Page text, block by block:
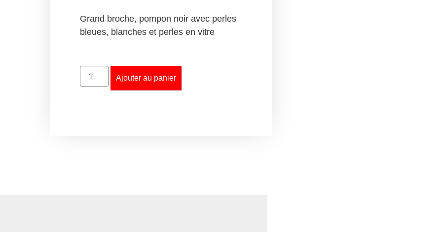
Grand broche, pompon noir avec perles
bleues, blanches et perles en vitre
Ajouter au panier